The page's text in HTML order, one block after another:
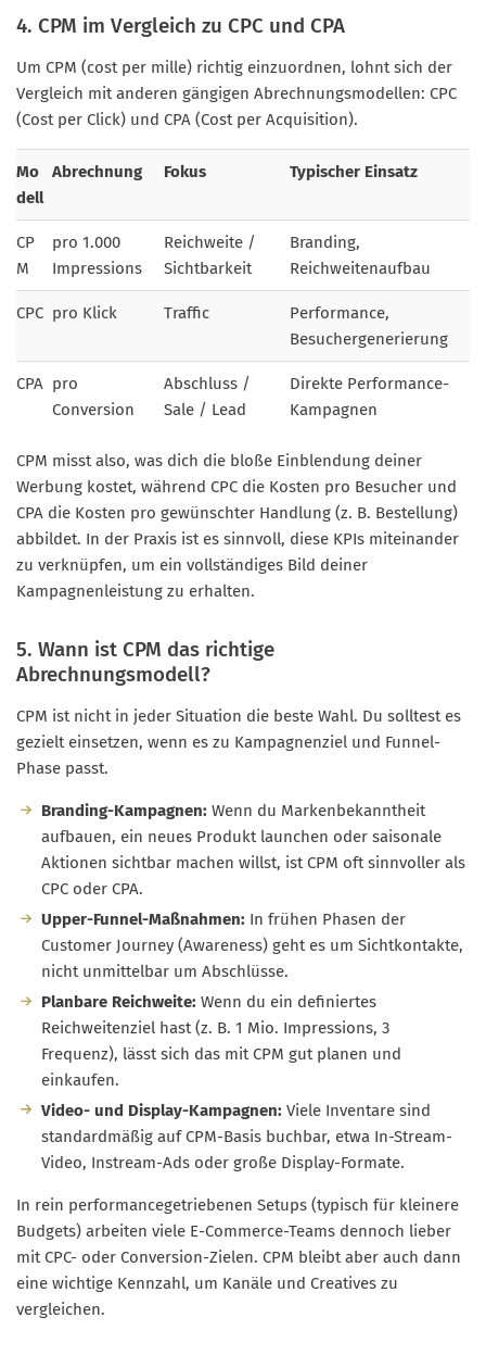
4. CPM im Vergleich zu CPC und CPA
Um CPM (cost per mille) richtig einzuordnen, lohnt sich der
Vergleich mit anderen gängigen Abrechnungsmodellen: CPC
(Cost per Click) und CPA (Cost per Acquisition).
Mo
dell
Abrechnung Fokus Typischer Einsatz
CP
M
pro 1.000
Impressions
Reichweite /
Sichtbarkeit
Branding,
Reichweitenaufbau
CPC pro Klick Traffic
Performance,
Besuchergenerierung
CPA pro
Conversion
Abschluss /
Sale / Lead
Direkte Performance-
Kampagnen
CPM misst also, was dich die bloße Einblendung deiner
Werbung kostet, während CPC die Kosten pro Besucher und
CPA die Kosten pro gewünschter Handlung (z. B. Bestellung)
abbildet. In der Praxis ist es sinnvoll, diese KPIs miteinander
zu verknüpfen, um ein vollständiges Bild deiner
Kampagnenleistung zu erhalten.
5. Wann ist CPM das richtige
Abrechnungsmodell?
CPM ist nicht in jeder Situation die beste Wahl. Du solltest es
gezielt einsetzen, wenn es zu Kampagnenziel und Funnel-
Phase passt.
Branding-Kampagnen: Wenn du Markenbekanntheit
aufbauen, ein neues Produkt launchen oder saisonale
Aktionen sichtbar machen willst, ist CPM oft sinnvoller als
CPC oder CPA.
Upper-Funnel-Maßnahmen: In frühen Phasen der
Customer Journey (Awareness) geht es um Sichtkontakte,
nicht unmittelbar um Abschlüsse.
Planbare Reichweite: Wenn du ein definiertes
Reichweitenziel hast (z. B. 1 Mio. Impressions, 3
Frequenz), lässt sich das mit CPM gut planen und
einkaufen.
Video- und Display-Kampagnen: Viele Inventare sind
standardmäßig auf CPM-Basis buchbar, etwa In-Stream-
Video, Instream-Ads oder große Display-Formate.
In rein performancegetriebenen Setups (typisch für kleinere
Budgets) arbeiten viele E-Commerce-Teams dennoch lieber
mit CPC- oder Conversion-Zielen. CPM bleibt aber auch dann
eine wichtige Kennzahl, um Kanäle und Creatives zu
vergleichen.